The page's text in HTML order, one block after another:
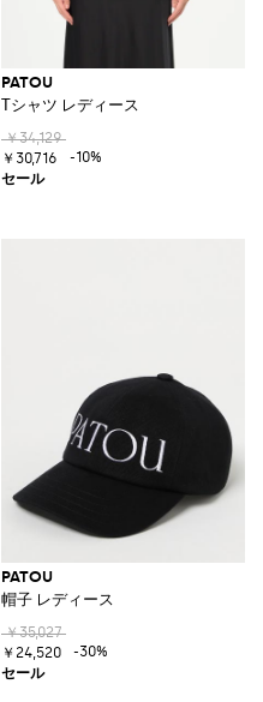
PATOU
Tシャツ レディース
￥34,129
￥30,716
-10%
PATOU
帽子 レディース
￥35,027
￥24,520
-30%